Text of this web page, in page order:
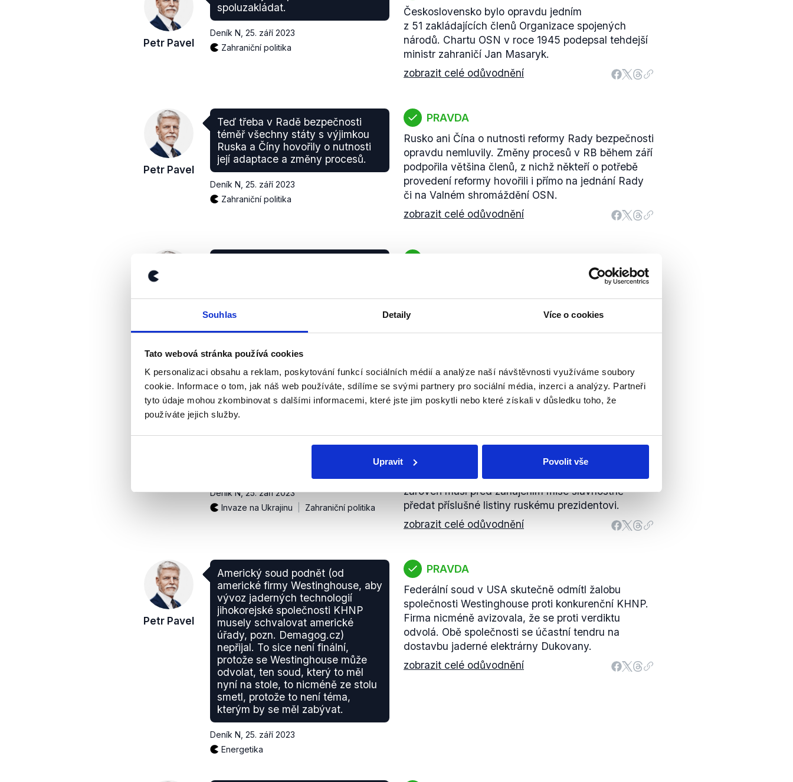
Souhlas Detaily Více o cookies
Tato webová stránka používá cookies
K personalizaci obsahu a reklam, poskytování funkcí sociálních médií a analýze naší návštěvnosti využíváme soubory
cookie. Informace o tom, jak náš web používáte, sdílíme se svými partnery pro sociální média, inzerci a analýzy. Partneři
tyto údaje mohou zkombinovat s dalšími informacemi, které jste jim poskytli nebo které získali v důsledku toho, že
používáte jejich služby.
Upravit Povolit vše
Petr Pavel
spoluzakládat.
Deník N 25. září 2023
Zahraniční politika
Československo bylo opravdu jedním
z 51 zakládajících členů Organizace spojených
národů. Chartu OSN v roce 1945 podepsal tehdejší
ministr zahraničí Jan Masaryk.
zobrazit celé odůvodnění
Petr Pavel
Teď třeba v Radě bezpečnosti
téměř všechny státy s výjimkou
Ruska a Číny hovořily o nutnosti
její adaptace a změny procesů.
Deník N 25. září 2023
Zahraniční politika
PRAVDA
Rusko ani Čína o nutnosti reformy Rady bezpečnosti
opravdu nemluvily. Změny procesů v RB během září
podpořila většina členů, z nichž někteří o potřebě
provedení reformy hovořili i přímo na jednání Rady
či na Valném shromáždění OSN.
zobrazit celé odůvodnění
ostatní. Lavrov uvedl, že Rusko
nepáchá agresi, ale vede operaci.
Invaze na Ukrajinu
Lavrov na půdě OSN řekl, že vedení Ukrajiny
Donbasu a Krymu a porušilo jejich právo na
sebeurčení, tudíž se na Ukrajinu nevztahuje jinak
platná zásada územní celistvosti. Zároveň se
zobrazit celé odůvodnění
K takovému kroku (jmenování
pozn. Demagog.cz) je potřeba
Deník N,25. září 2023
Invaze na Ukrajinu
Zahraniční politika
Aby Česká republika mohla do Moskvy poslat
nového velvyslance, je podle standardní procedury
nutné, aby Rusku poslala žádost ke schválení.
Souhlas poté vydává ruská vláda. Velvyslanec
zároveň musí před zahájením mise slavnostně
předat příslušné listiny ruskému prezidentovi.
zobrazit celé odůvodnění
Petr Pavel
Americký soud podnět (od
americké firmy Westinghouse, aby
vývoz jaderných technologií
jihokorejské společnosti KHNP
musely schvalovat americké
úřady, pozn. Demagog.cz)
nepřijal. To sice není finální,
protože se Westinghouse může
odvolat, ten soud, který to měl
nyní na stole, to nicméně ze stolu
smetl, protože to není téma,
kterým by se měl zabývat.
Deník N 25. září 2023
Energetika
PRAVDA
Federální soud v USA skutečně odmítl žalobu
společnosti Westinghouse proti konkurenční KHNP.
Firma nicméně avizovala, že se proti verdiktu
odvolá. Obě společnosti se účastní tendru na
dostavbu jaderné elektrárny Dukovany.
zobrazit celé odůvodnění